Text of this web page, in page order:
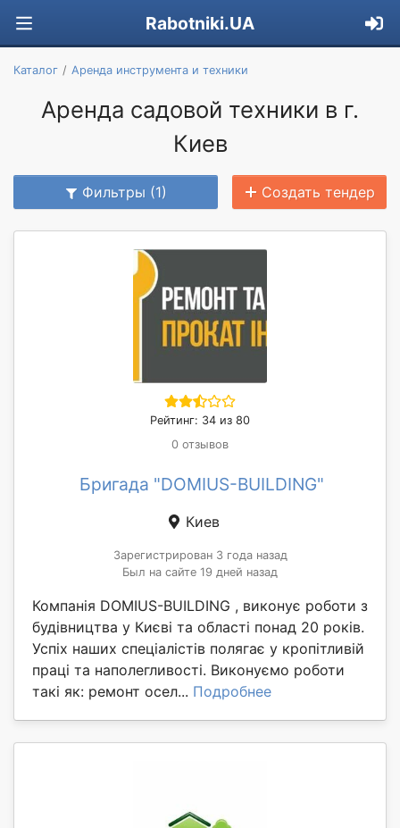
Rabotniki.UA
Каталог Аренда инструмента и техники
Аренда садовой техники в г.
Киев
Фильтры (1) Создать тендер
Рейтинг: 34 из 80
0 отзывов
Бригада "DOMIUS-BUILDING"
Киев
Зарегистрирован 3 года назад
Был на сайте 19 дней назад
Компанія DOMIUS-BUILDING , виконує роботи з
будівництва у Києві та області понад 20 років.
Успіх наших спеціалістів полягає у кропітливій
праці та наполегливості. Виконуємо роботи
такі як: ремонт осел... Подробнее